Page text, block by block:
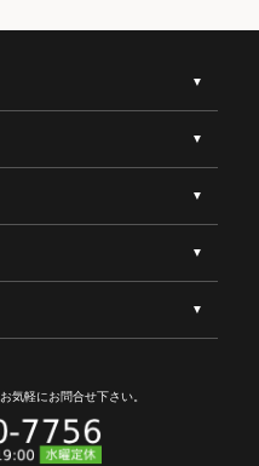
お気軽にお問合せ下さい。